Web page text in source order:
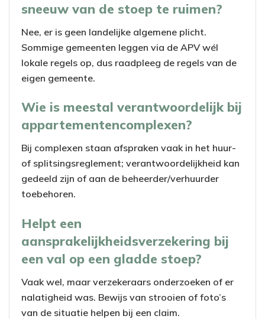
sneeuw van de stoep te ruimen?
Nee, er is geen landelijke algemene plicht.
Sommige gemeenten leggen via de APV wél
lokale regels op, dus raadpleeg de regels van de
eigen gemeente.
Wie is meestal verantwoordelijk bij
appartementencomplexen?
Bij complexen staan afspraken vaak in het huur-
of splitsingsreglement; verantwoordelijkheid kan
gedeeld zijn of aan de beheerder/verhuurder
toebehoren.
Helpt een
aansprakelijkheidsverzekering bij
een val op een gladde stoep?
Vaak wel, maar verzekeraars onderzoeken of er
nalatigheid was. Bewijs van strooien of foto’s
van de situatie helpen bij een claim.